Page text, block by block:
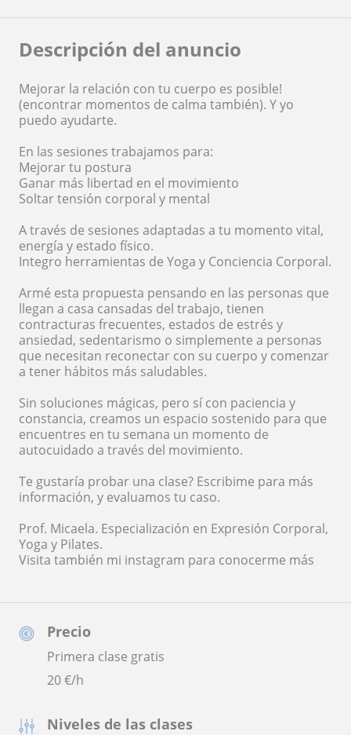
Precio
Primera clase gratis
20€/h
Niveles de las clases
Descripción del anuncio
Mejorar la relación con tu cuerpo es posible!
(encontrar momentos de calma también). Y yo
puedo ayudarte.
En las sesiones trabajamos para:
Mejorar tu postura
Ganar más libertad en el movimiento
Soltar tensión corporal y mental
A través de sesiones adaptadas a tu momento vital,
energía y estado físico.
Integro herramientas de Yoga y Conciencia Corporal.
Armé esta propuesta pensando en las personas que
llegan a casa cansadas del trabajo, tienen
contracturas frecuentes, estados de estrés y
ansiedad, sedentarismo o simplemente a personas
que necesitan reconectar con su cuerpo y comenzar
a tener hábitos más saludables.
Sin soluciones mágicas, pero sí con paciencia y
constancia, creamos un espacio sostenido para que
encuentres en tu semana un momento de
autocuidado a través del movimiento.
Te gustaría probar una clase? Escribime para más
información, y evaluamos tu caso.
Prof. Micaela. Especialización en Expresión Corporal,
Yoga y Pilates.
Visita también mi instagram para conocerme más